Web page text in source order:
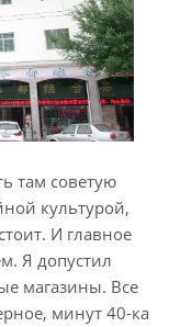
там советую
культурой,
И главное
Я допустил
магазины. Все
минут 40-ка